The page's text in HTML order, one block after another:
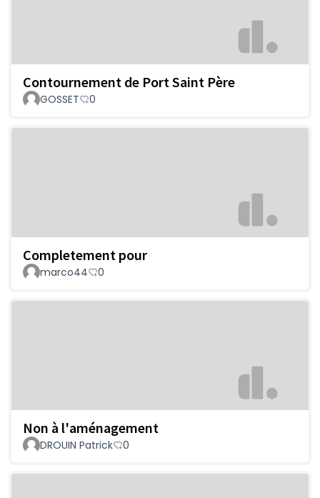
Contournement de Port Saint Père
GOSSET 0
Completement pour
marco44 0
Non à l'aménagement
DROUIN Patrick 0